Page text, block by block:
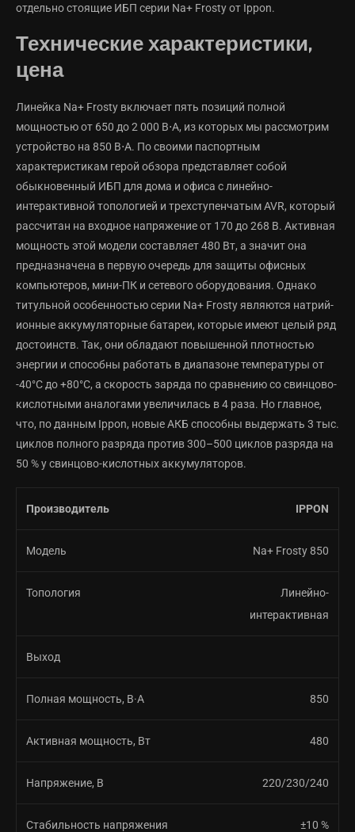
отдельно стоящие ИБП серии Na+ Frosty от Ippon.
Технические характеристики,
цена
Линейка Na+ Frosty включает пять позиций полной
мощностью от 650 до 2 000 В⋅А, из которых мы рассмотрим
устройство на 850 В⋅А. По своими паспортным
характеристикам герой обзора представляет собой
обыкновенный ИБП для дома и офиса с линейно-
интерактивной топологией и трехступенчатым AVR, который
рассчитан на входное напряжение от 170 до 268 В. Активная
мощность этой модели составляет 480 Вт, а значит она
предназначена в первую очередь для защиты офисных
компьютеров, мини-ПК и сетевого оборудования. Однако
титульной особенностью серии Na+ Frosty являются натрий-
ионные аккумуляторные батареи, которые имеют целый ряд
достоинств. Так, они обладают повышенной плотностью
энергии и способны работать в диапазоне температуры от
-40°C до +80°C, а скорость заряда по сравнению со свинцово-
кислотными аналогами увеличилась в 4 раза. Но главное,
что, по данным Ippon, новые АКБ способны выдержать 3 тыс.
циклов полного разряда против 300–500 циклов разряда на
50 % у свинцово-кислотных аккумуляторов.
Производитель IPPON
Модель Na+ Frosty 850
Топология
Линейно-
интерактивная
Выход
Полная мощность, В·А 850
Активная мощность, Вт 480
Напряжение, В 220/230/240
Стабильность напряжения ±10 %